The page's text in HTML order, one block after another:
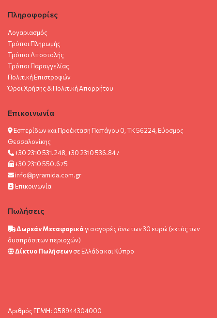
Πληροφορίες
Λογαριασμός
Τρόποι Πληρωμής
Τρόποι Αποστολής
Τρόποι Παραγγελίας
Πολιτική Επιστροφών
Όροι Χρήσης & Πολιτική Aπορρήτου
Επικοινωνία
Εσπερίδων και Προέκταση Παπάγου 0, ΤΚ 56224, Εύοσμος
Θεσσαλονίκης
+30 2310 531.248, +30 2310 536.847
+30 2310 550.675
info@pyramida.com.gr
Επικοινωνία
Πωλήσεις
Δωρεάν Μεταφορικάγια αγορές άνω των 30 ευρώ (εκτός των
δυσπρόσιτων περιοχών)
Δίκτυο Πωλήσεωνσε Ελλάδα και Κύπρο
Αριθμός ΓΕΜΗ: 058944304000